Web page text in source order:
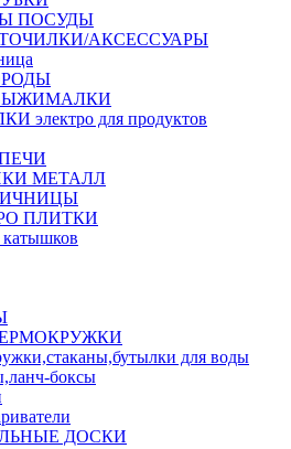
ПОСУДЫ
АКСЕССУАРЫ
электро для продуктов
МЕТАЛЛ
ПЛИТКИ
для воды
боксы
ДОСКИ